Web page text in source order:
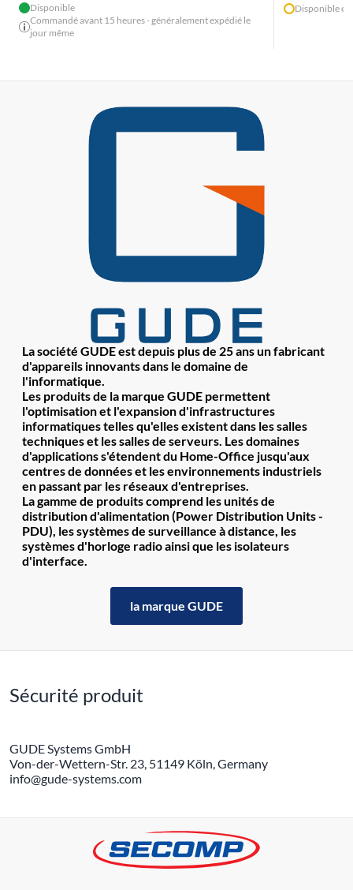
Disponible
Commandé avant 15 heures - généralement expédié le
jour même
Disponible
La société GUDE est depuis plus de 25 ans un fabricant
d'appareils innovants dans le domaine de
l'informatique.
Les produits de la marque GUDE permettent
l'optimisation et l'expansion d'infrastructures
informatiques telles qu'elles existent dans les salles
techniques et les salles de serveurs. Les domaines
d'applications s'étendent du Home-Office jusqu'aux
centres de données et les environnements industriels
en passant par les réseaux d'entreprises.
La gamme de produits comprend les unités de
distribution d'alimentation (Power Distribution Units -
PDU), les systèmes de surveillance à distance, les
systèmes d'horloge radio ainsi que les isolateurs
d'interface.
la marque GUDE
Sécurité produit
GUDE Systems GmbH
Von-der-Wettern-Str. 23, 51149 Köln, Germany
info@gude-systems.com